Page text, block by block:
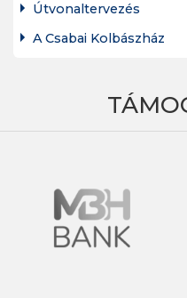
Útvonaltervezés
A Csabai Kolbászház